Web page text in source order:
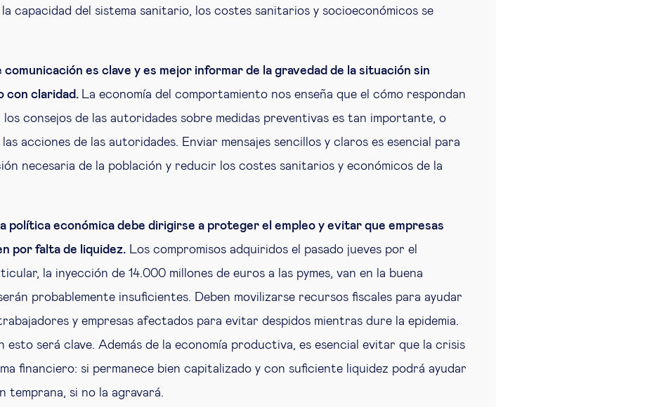
capacidad del sistema sanitario, los costes sanitarios y socioeconómicos se
es clave y es mejor informar de la gravedad de la situación sin
con claridad. La economía del comportamiento nos enseña que el cómo respondan
los consejos de las autoridades sobre medidas preventivas es tan importante, o
las acciones de las autoridades. Enviar mensajes sencillos y claros es esencial para
necesaria de la población y reducir los costes sanitarios y económicos de la
política económica debe dirigirse a proteger el empleo y evitar que empresas
por falta de liquidez. Los compromisos adquiridos el pasado jueves por el
la inyección de 14.000 millones de euros a las pymes, van en la buena
probablemente insuficientes. Deben movilizarse recursos fiscales para ayudar
y empresas afectados para evitar despidos mientras dure la epidemia.
esto será clave. Además de la economía productiva, es esencial evitar que la crisis
financiero: si permanece bien capitalizado y con suficiente liquidez podrá ayudar
temprana, si no la agravará.